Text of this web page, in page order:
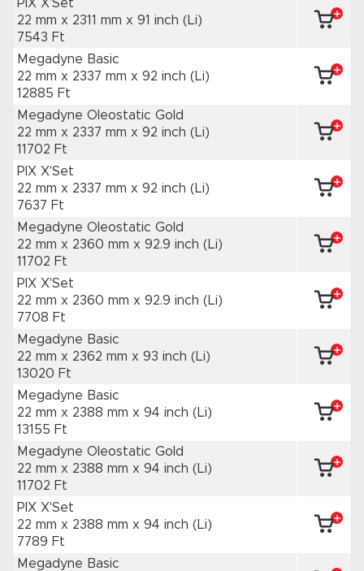
PIX X'Set
22 mm x 2311 mm x 91 inch (Li)
7543 Ft
Megadyne Basic
22 mm x 2337 mm x 92 inch (Li)
12885 Ft
Megadyne Oleostatic Gold
22 mm x 2337 mm x 92 inch (Li)
11702 Ft
PIX X'Set
22 mm x 2337 mm x 92 inch (Li)
7637 Ft
Megadyne Oleostatic Gold
22 mm x 2360 mm x 92.9 inch (Li)
11702 Ft
PIX X'Set
22 mm x 2360 mm x 92.9 inch (Li)
7708 Ft
Megadyne Basic
22 mm x 2362 mm x 93 inch (Li)
13020 Ft
Megadyne Basic
22 mm x 2388 mm x 94 inch (Li)
13155 Ft
Megadyne Oleostatic Gold
22 mm x 2388 mm x 94 inch (Li)
11702 Ft
PIX X'Set
22 mm x 2388 mm x 94 inch (Li)
7789 Ft
Megadyne Basic